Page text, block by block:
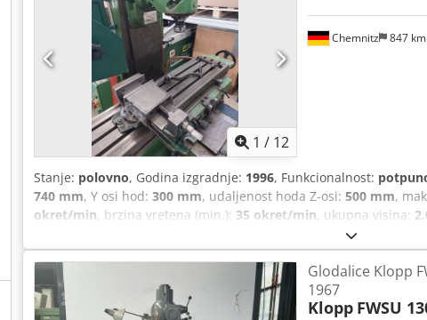
1 / 12
Chemnitz 847 km
Stanje: polovno, Godina izgradnje: 1996, Funkcionalnost:
740 mm, Y osi hod: 300 mm, udaljenost hoda Z-osi: 500 mm,
okret/min, brzina vretena (min.): 35 okret/min, ukupna visina:
Glodalice Klopp
1967
Klopp FWSU